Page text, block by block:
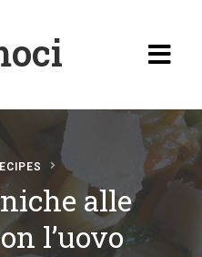
alle
l’uovo